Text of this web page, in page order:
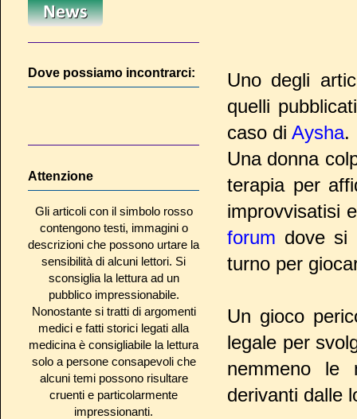
Uno degli
quelli
caso di Aysha.
Una donna
terapia per
improvvisatisi
forum dove si
turno per
Un gioco
legale per
nemmeno le
derivanti dalle
Dove possiamo incontrarci:
Attenzione
Gli articoli con il simbolo rosso
contengono testi, immagini o
descrizioni che possono urtare la
sensibilità di alcuni lettori. Si
sconsiglia la lettura ad un
pubblico impressionabile.
Nonostante si tratti di argomenti
medici e fatti storici legati alla
medicina è consigliabile la lettura
solo a persone consapevoli che
alcuni temi possono risultare
cruenti e particolarmente
impressionanti.